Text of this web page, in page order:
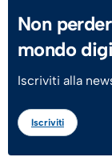
Non
mondo
Iscriviti alla
Iscriviti